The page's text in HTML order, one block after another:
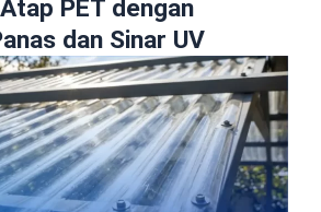
PET dengan
dan Sinar UV